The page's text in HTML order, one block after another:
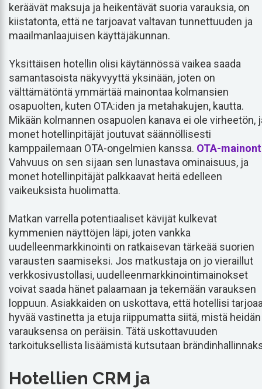
keräävät maksuja ja heikentävät suoria varauksia, on
kiistatonta, että ne tarjoavat valtavan tunnettuuden ja
maailmanlaajuisen käyttäjäkunnan.
Yksittäisen hotellin olisi käytännössä vaikea saada
samantasoista näkyvyyttä yksinään, joten on
välttämätöntä ymmärtää mainontaa kolmansien
osapuolten, kuten OTA:iden ja metahakujen, kautta.
Mikään kolmannen osapuolen kanava ei ole virheetön,
monet hotellinpitäjät joutuvat säännöllisesti
kamppailemaan OTA-ongelmien kanssa. OTA-
Vahvuus on sen sijaan sen lunastava ominaisuus, ja
monet hotellinpitäjät palkkaavat heitä edelleen
vaikeuksista huolimatta.
Matkan varrella potentiaaliset kävijät kulkevat
kymmenien näyttöjen läpi, joten vankka
uudelleenmarkkinointi on ratkaisevan tärkeää suorien
varausten saamiseksi. Jos matkustaja on jo vieraillut
verkkosivustollasi, uudelleenmarkkinointimainokset
voivat saada hänet palaamaan ja tekemään varauksen
loppuun. Asiakkaiden on uskottava, että hotellisi
hyvää vastinetta ja etuja riippumatta siitä, mistä heidän
varauksensa on peräisin. Tätä uskottavuuden
tarkoituksellista lisäämistä kutsutaan
Hotellien CRM ja